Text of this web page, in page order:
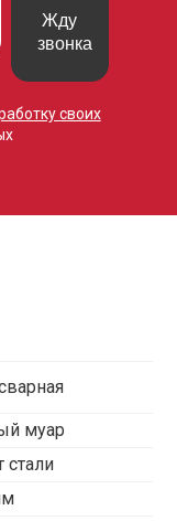
Жду
звонка
своих
муар
стали